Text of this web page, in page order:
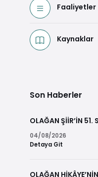
Faaliyetler
Kaynaklar
Son Haberler
OLAĞAN ŞİİR’İN 51.
04/08/2026
Detaya Git
OLAĞAN